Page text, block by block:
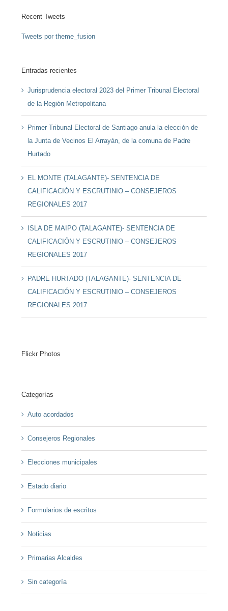
Recent Tweets
Tweets por theme_fusion
Entradas recientes
Jurisprudencia electoral 2023 del Primer Tribunal Electoral
de la Región Metropolitana
Primer Tribunal Electoral de Santiago anula la elección de
la Junta de Vecinos El Arrayán, de la comuna de Padre
Hurtado
EL MONTE (TALAGANTE)- SENTENCIA DE
CALIFICACIÓN Y ESCRUTINIO – CONSEJEROS
REGIONALES 2017
ISLA DE MAIPO (TALAGANTE)- SENTENCIA DE
CALIFICACIÓN Y ESCRUTINIO – CONSEJEROS
REGIONALES 2017
PADRE HURTADO (TALAGANTE)- SENTENCIA DE
CALIFICACIÓN Y ESCRUTINIO – CONSEJEROS
REGIONALES 2017
Flickr Photos
Categorías
Auto acordados
Consejeros Regionales
Elecciones municipales
Estado diario
Formularios de escritos
Noticias
Primarias Alcaldes
Sin categoría